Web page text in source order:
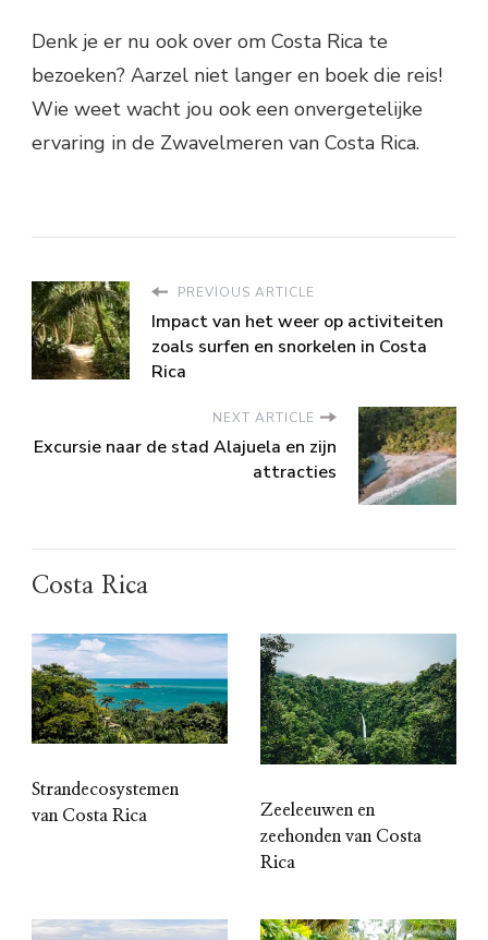
Denk je er nu ook over om Costa Rica te
bezoeken? Aarzel niet langer en boek die reis!
Wie weet wacht jou ook een onvergetelijke
ervaring in de Zwavelmeren van Costa Rica.
PREVIOUS ARTICLE
Impact van het weer op activiteiten
zoals surfen en snorkelen in Costa
Rica
NEXT ARTICLE
Excursie naar de stad Alajuela en zijn
attracties
Costa Rica
Strandecosystemen
van Costa Rica
Zeeleeuwen en
zeehonden van Costa
Rica